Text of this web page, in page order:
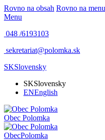
Rovno na obsah Rovno na menu
Menu
048 /6193103
sekretariat@polomka.sk
SKSlovensky
SKSlovensky
ENEnglish
Obec Polomka
ObecPolomka